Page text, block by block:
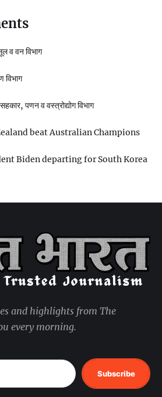
व वन विभाग
विभाग
सहकार, पणन व वस्‍त्रोद्योग विभाग
beat Australian Champions
Biden departing for South Korea
and highlights from The
every morning.
Subscribe